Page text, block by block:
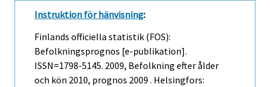
Instruktion för hänvisning:
Finlands officiella statistik (FOS):
Befolkningsprognos [e-publikation].
ISSN=1798-5145. 2009, Befolkning efter ålder
och kön 2010, prognos 2009 . Helsingfors: